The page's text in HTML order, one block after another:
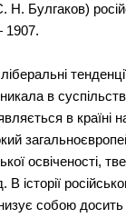
Булгаков)
1907.
в
в країні
освіченості,
В історії
собою